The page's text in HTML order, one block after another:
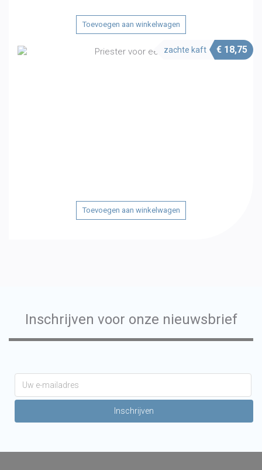
Toevoegen aan winkelwagen
zachte kaft € 18,75
Toevoegen aan winkelwagen
Inschrijven voor onze nieuwsbrief